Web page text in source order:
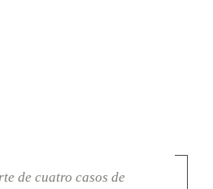
de cuatro casos de